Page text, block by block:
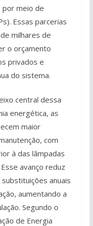
por meio de
Essas parcerias
milhares de
o orçamento
privados e
do sistema.
central dessa
energética, as
maior
com
à das lâmpadas
avanço reduz
anuais
aumentando a
Segundo o
de Energia